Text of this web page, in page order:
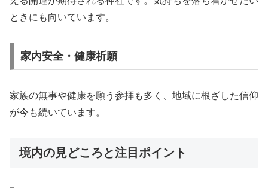
ときにも向いています。
家内安全・健康祈願
家族の無事や健康を願う参拝も多く、地域に根ざした信仰
が今も続いています。
境内の見どころと注目ポイント